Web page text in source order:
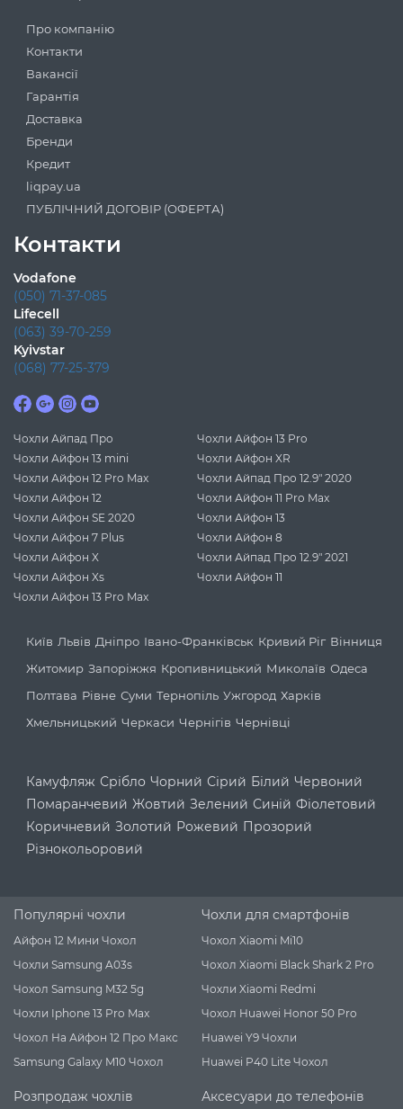
Про компанію
Контакти
Вакансії
Гарантія
Доставка
Бренди
Кредит
liqpay.ua
ПУБЛІЧНИЙ ДОГОВІР (ОФЕРТА)
Контакти
Vodafone
(050) 71-37-085
Lifecell
(063) 39-70-259
Kyivstar
(068) 77-25-379
Чохли Айпад Про
Чохли Айфон 13 Pro
Чохли Айфон 13 mini
Чохли Айфон XR
Чохли Айфон 12 Pro Max
Чохли Айпад Про 12.9" 2020
Чохли Айфон 12
Чохли Айфон 11 Pro Max
Чохли Айфон SE 2020
Чохли Айфон 13
Чохли Айфон 7 Plus
Чохли Айфон 8
Чохли Айфон X
Чохли Айпад Про 12.9" 2021
Чохли Айфон Xs
Чохли Айфон 11
Чохли Айфон 13 Pro Max
Київ Львів Дніпро Івано-Франківськ Кривий Ріг Вінниця
Житомир Запоріжжя Кропивницький Миколаїв Одеса
Полтава Рівне Суми Тернопіль Ужгород Харків
Хмельницький Черкаси Чернігів Чернівці
Камуфляж Срібло Чорний Сірий Білий Червоний
Помаранчевий Жовтий Зелений Синій Фіолетовий
Коричневий Золотий Рожевий Прозорий
Різнокольоровий
Популярні чохли
Айфон 12 Мини Чохол
Чохли Samsung A03s
Чохол Samsung M32 5g
Чохли Iphone 13 Pro Max
Чохол На Айфон 12 Про Макс
Samsung Galaxy M10 Чохол
Чохли для смартфонів
Чохол Xiaomi Mi10
Чохол Xiaomi Black Shark 2 Pro
Чохли Xiaomi Redmi
Чохол Huawei Honor 50 Pro
Huawei Y9 Чохли
Huawei P40 Lite Чохол
Розпродаж чохлів Аксесуари до телефонів